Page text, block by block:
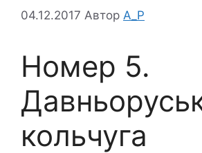
04.12.2017 Автор A_P
Номер 5.
кольчуга